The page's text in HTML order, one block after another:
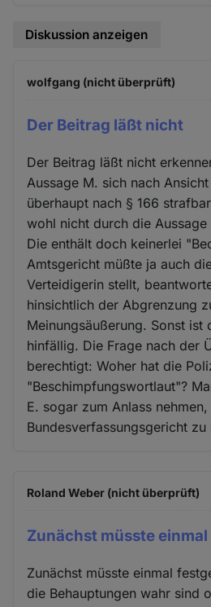
Diskussion anzeigen
wolfgang (nicht überprüft)
Der Beitrag läßt nicht
Der Beitrag läßt nicht
Aussage M. sich nach
überhaupt nach § 166
wohl nicht durch die
Die enthält doch keinerlei
Amtsgericht müßte ja auch
Verteidigerin stellt,
hinsichtlich der Abgrenzung
Meinungsäußerung. Sonst ist
hinfällig. Die Frage nach der
berechtigt: Woher hat die
"Beschimpfungswortlaut"?
E. sogar zum Anlass
Bundesverfassungsgericht zu
Roland Weber (nicht überprüft)
Zunächst müsste einmal
Zunächst müsste einmal
die Behauptungen wahr sind